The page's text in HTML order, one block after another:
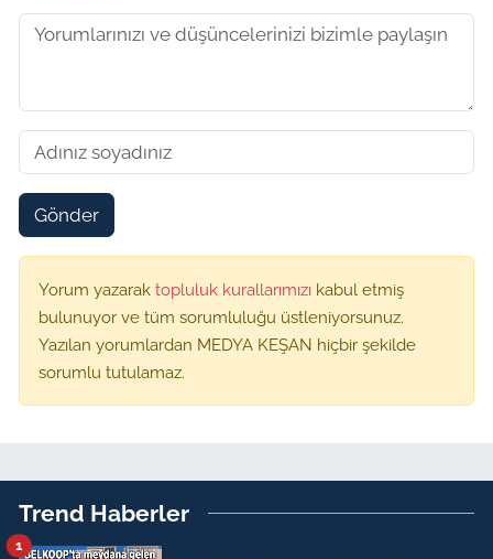
Gönder
Yorum yazarak topluluk kurallarımızı kabul etmiş
bulunuyor ve tüm sorumluluğu üstleniyorsunuz.
Yazılan yorumlardan MEDYA KEŞAN hiçbir şekilde
sorumlu tutulamaz.
Trend Haberler
1